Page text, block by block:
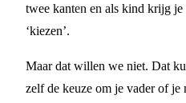
twee kanten en als kind krijg je
‘kiezen’.
Maar dat willen we niet. Dat
zelf de keuze om je vader of